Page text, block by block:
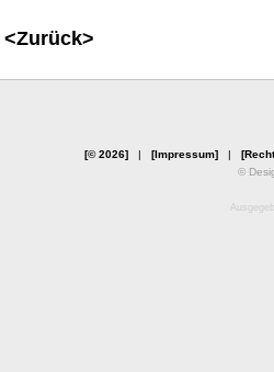
<Zurück>
[© 2026]| [Impressum]|
©